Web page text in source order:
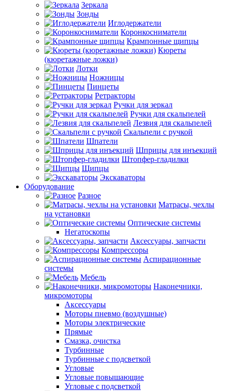
Зеркала
Зонды
Иглодержатели
Коронкосниматели
Крампонные щипцы
Кюреты
(кюретажные ложки)
Лотки
Ножницы
Пинцеты
Ретракторы
Ручки для зеркал
Ручки для скальпелей
Лезвия для скальпелей
Скальпели с ручкой
Шпатели
Шприцы для инъекций
Штопфер-гладилки
Щипцы
Экскаваторы
Оборудование
Разное
Матрасы, чехлы
на установки
Оптические системы
Негатоскопы
Аксессуары, запчасти
Компрессоры
Аспирационные
системы
Мебель
Наконечники,
микромоторы
Аксессуары
Моторы пневмо (воздушные)
Моторы электрические
Прямые
Смазка, очистка
Турбинные
Турбинные с подсветкой
Угловые
Угловые повышающие
Угловые с подсветкой